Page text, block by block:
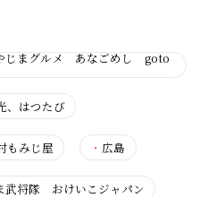
まグルメ あなごめし goto
、はつたび
もみじ屋 ・ 広島
将隊 おけいこジャパン